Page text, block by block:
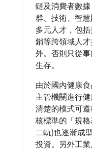
鏈及消費者數
群、技術、智
多元人才，包
銷等跨領域人
外。否則只從
生存。
由於國內健康
主管機關進行
清楚的模式可
核標準的「規
二軌)也逐漸成
投資。另外工